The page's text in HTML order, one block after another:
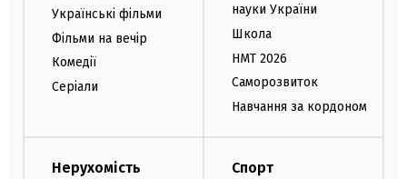
Українські фільми
Фільми на вечір
Комедії
Серіали
науки України
Школа
НМТ 2026
Саморозвиток
Навчання за кордоном
Нерухомість Спорт